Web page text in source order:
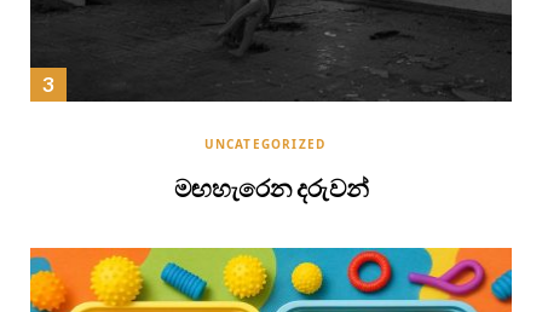
UNCATEGORIZED
මඟහැරෙන දරුවන්